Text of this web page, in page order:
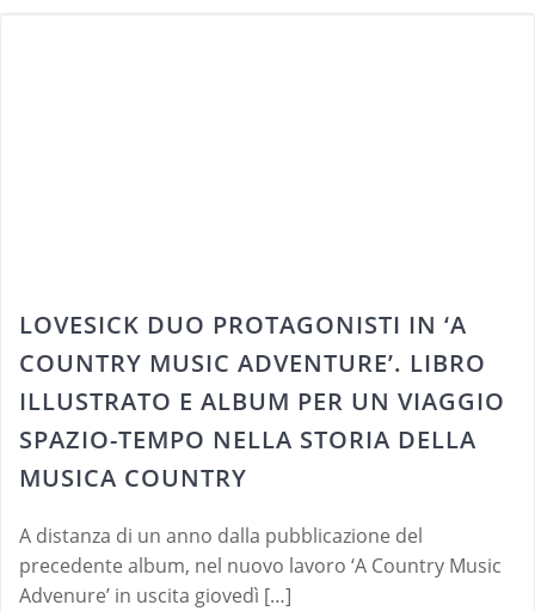
LOVESICK DUO PROTAGONISTI IN ‘A
COUNTRY MUSIC ADVENTURE’. LIBRO
ILLUSTRATO E ALBUM PER UN VIAGGIO
SPAZIO-TEMPO NELLA STORIA DELLA
MUSICA COUNTRY
A distanza di un anno dalla pubblicazione del
precedente album, nel nuovo lavoro ‘A Country Music
Advenure’ in uscita giovedì […]